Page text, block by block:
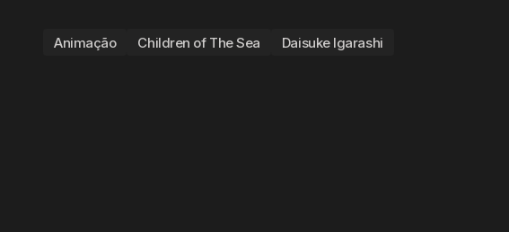
Animação Children of The Sea Daisuke Igarashi